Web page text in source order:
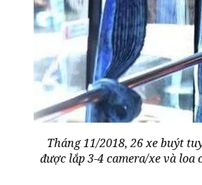
Tháng 11/2018, 26 xe buýt
được lắp 3-4 camera/xe và